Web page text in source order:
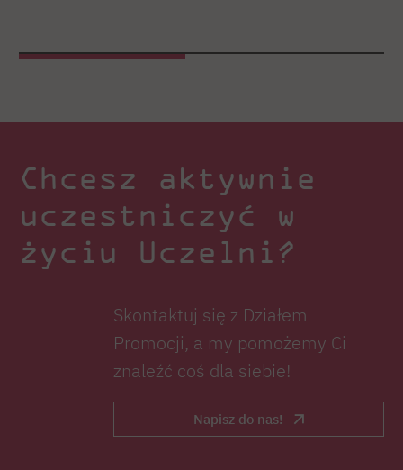
Chcesz aktywnie
uczestniczyć w
życiu Uczelni?
Skontaktuj się z Działem
Promocji, a my pomożemy Ci
znaleźć coś dla siebie!
Napisz do nas!